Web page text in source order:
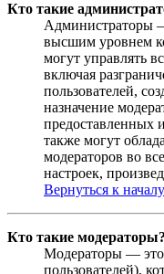
Кто такие
Администраторы
высшим уровнем
могут управлять
включая
пользователей,
назначение
предоставленных
также могут
модераторов во
настроек,
Вернуться к началу
Кто такие модераторы?
Модераторы — это
пользователей),